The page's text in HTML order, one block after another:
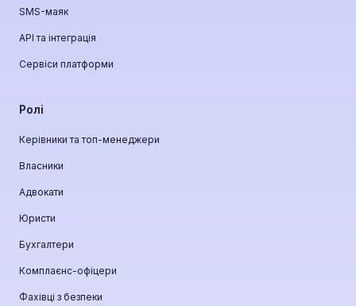
SMS-маяк
API та інтеграція
Сервіси платформи
Ролі
Керівники та топ-менеджери
Власники
Адвокати
Юристи
Бухгалтери
Комплаєнс-офіцери
Фахівці з безпеки